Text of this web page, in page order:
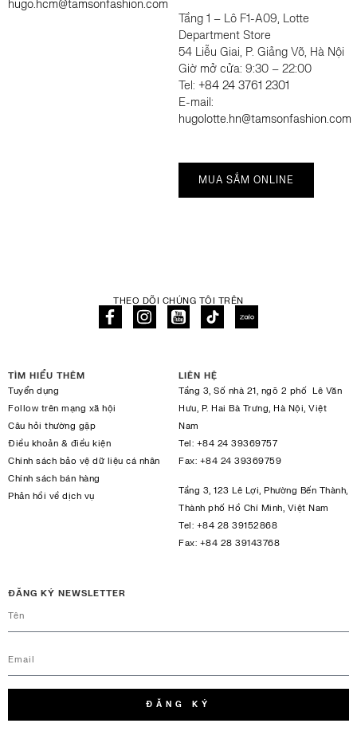
Tầng 1 – Lô F1-A09, Lotte
Department Store
54 Liễu Giai, P. Giảng Võ, Hà Nội
Giờ mở cửa: 9:30 – 22:00
Tel: +84 24 3761 2301
E-mail:
hugolotte.hn@tamsonfashion.com
MUA SẮM ONLINE
hugo.hcm@tamsonfashion.com
THEO DÕI CHÚNG TÔI TRÊN
TÌM HIỂU THÊM
Tuyển dụng
Follow trên mạng xã hội
Câu hỏi thường gặp
Điều khoản & điều kiện
Chính sách bảo vệ dữ liệu cá nhân
Chính sách bán hàng
Phản hồi về dịch vụ
LIÊN HỆ
Tầng 3, Số nhà 21, ngõ 2 phố Lê Văn
Hưu, P. Hai Bà Trưng, Hà Nội, Việt
Nam
Tel: +84 24 39369757
Fax: +84 24 39369759
Tầng 3, 123 Lê Lợi, Phường Bến Thành,
Thành phố Hồ Chí Minh, Việt Nam
Tel: +84 28 39152868
Fax: +84 28 39143768
ĐĂNG KÝ NEWSLETTER
ĐĂNG KÝ